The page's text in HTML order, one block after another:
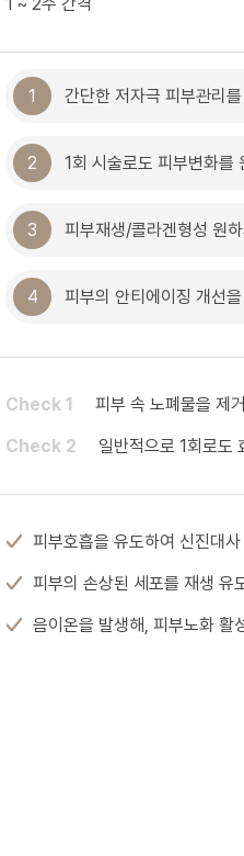
1 간단한 저자극 피부관리
2 1회 시술로도 피부변화를
3 피부재생/콜라겐형성 원
4 피부의 안티에이징 개선
Check 1
피부 속 노폐물을 제
Check 2
일반적으로 1회로도
피부호흡을 유도하여 신진대
피부의 손상된 세포를 재생 유
음이온을 발생해, 피부노화 활